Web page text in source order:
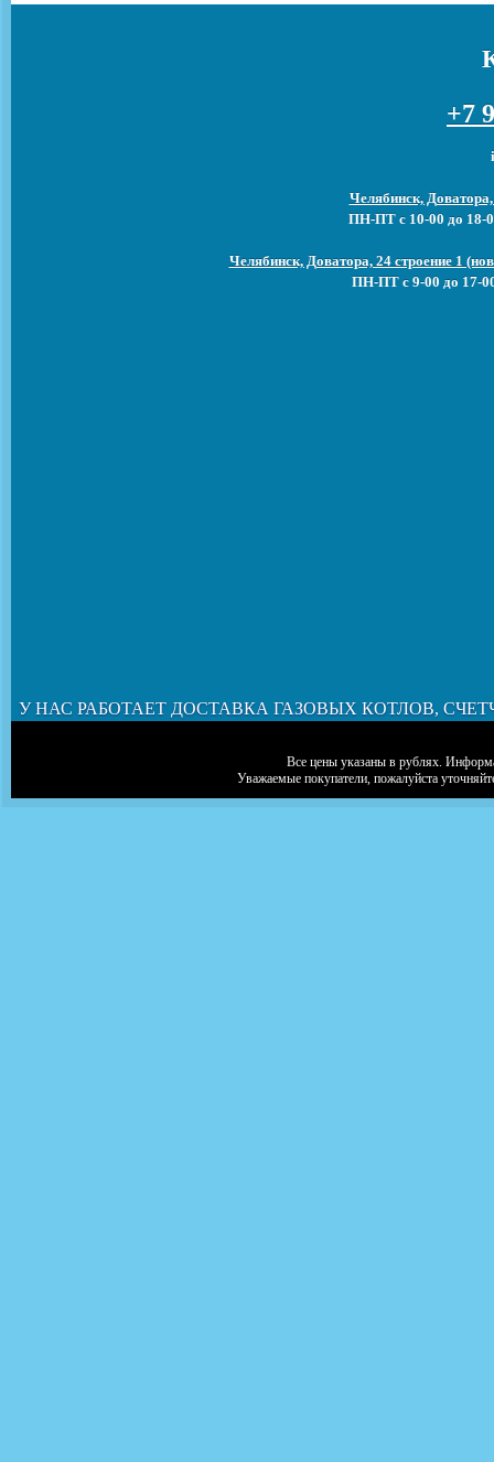
+7
Челябинск,
ПН-ПТ с 10-00 до 18-
Челябинск, Доватора, 24 строение 1
ПН-ПТ с 9-00 до 17-
У НАС РАБОТАЕТ ДОСТАВКА ГАЗОВЫХ КОТЛОВ,
Все цены указаны в рублях.
Уважаемые покупатели, пожалуйста